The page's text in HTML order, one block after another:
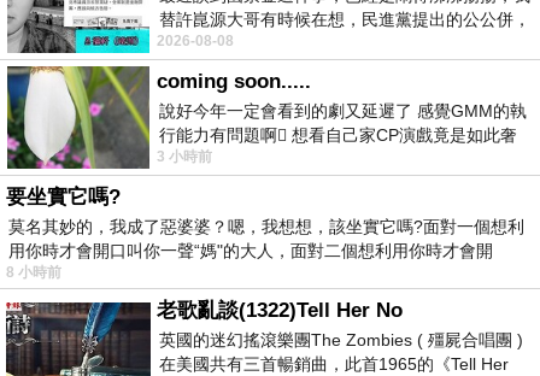
材料 :
替許崑源大哥有時候在想，民進黨提出的公公併，
其實就是想要國庫通黨庫，鬧出最大的醜
2026-08-08
coming soon.....
說好今年一定會看到的劇又延遲了 感覺GMM的執
行能力有問題啊🫩 想看自己家CP演戲竟是如此奢
侈的事 GMM你說看看啊😑 先把劇放
3 小時前
要坐實它嗎?
莫名其妙的，我成了惡婆婆？嗯，我想想，該坐實它嗎?面對一個想利
用你時才會開口叫你一聲“媽"的大人，面對二個想利用你時才會開
8 小時前
老歌亂談(1322)Tell Her No
英國的迷幻搖滾樂團The Zombies ( 殭屍合唱團 )
在美國共有三首暢銷曲，此首1965的《Tell Her